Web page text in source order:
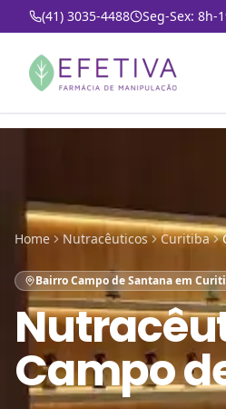
(41) 3035-4488 Seg-Sex: 8h-
Home Nutracêuticos Curitiba
Bairro Campo de Santana em
Campo